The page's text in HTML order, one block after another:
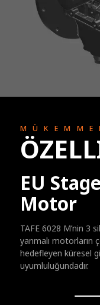
EU
Motor
TAFE 6028 M’nin 3
yanmalı motorların
hedefleyen küresel
uyumluluğundadır.